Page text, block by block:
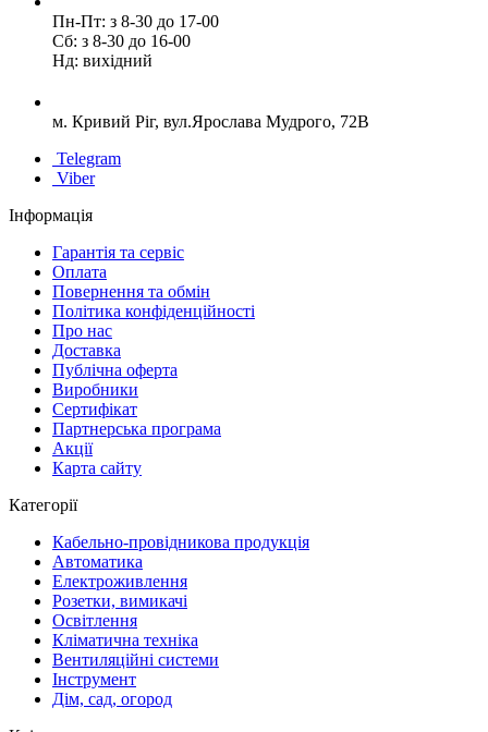
Пн-Пт: з 8-30 до 17-00
Сб: з 8-30 до 16-00
Нд: вихідний
м. Кривий Ріг, вул.Ярослава Мудрого, 72В
Telegram
Viber
Інформація
Гарантія та сервіс
Оплата
Повернення та обмін
Політика конфіденційності
Про нас
Доставка
Публічна оферта
Виробники
Сертифікат
Партнерська програма
Акції
Карта сайту
Категорії
Кабельно-провідникова продукція
Автоматика
Електроживлення
Розетки, вимикачі
Освітлення
Кліматична техніка
Вентиляційні системи
Інструмент
Дім, сад, огород